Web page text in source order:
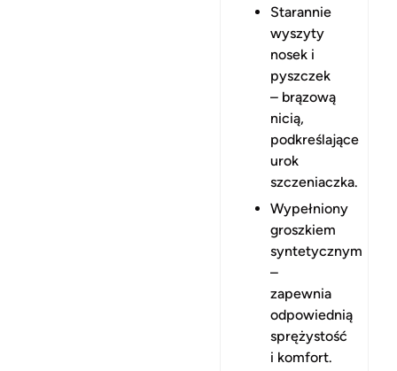
Starannie
wyszyty
nosek i
pyszczek
– brązową
nicią,
podkreślające
urok
szczeniaczka.
Wypełniony
groszkiem
syntetycznym
–
zapewnia
odpowiednią
sprężystość
i komfort.